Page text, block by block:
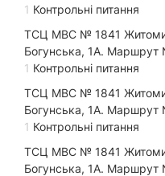
1 Контрольні питання
ТСЦ МВС № 1841
Богунська, 1А.
1 Контрольні питання
ТСЦ МВС № 1841
Богунська, 1А.
1 Контрольні питання
ТСЦ МВС № 1841
Богунська, 1А. Маршрут